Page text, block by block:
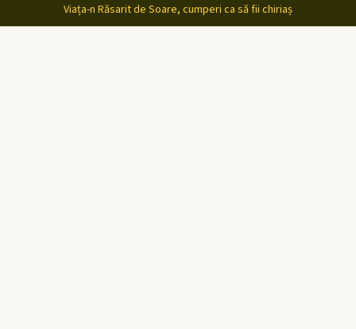
Viața-n Răsarit de Soare, cumperi ca să fii chiriaș